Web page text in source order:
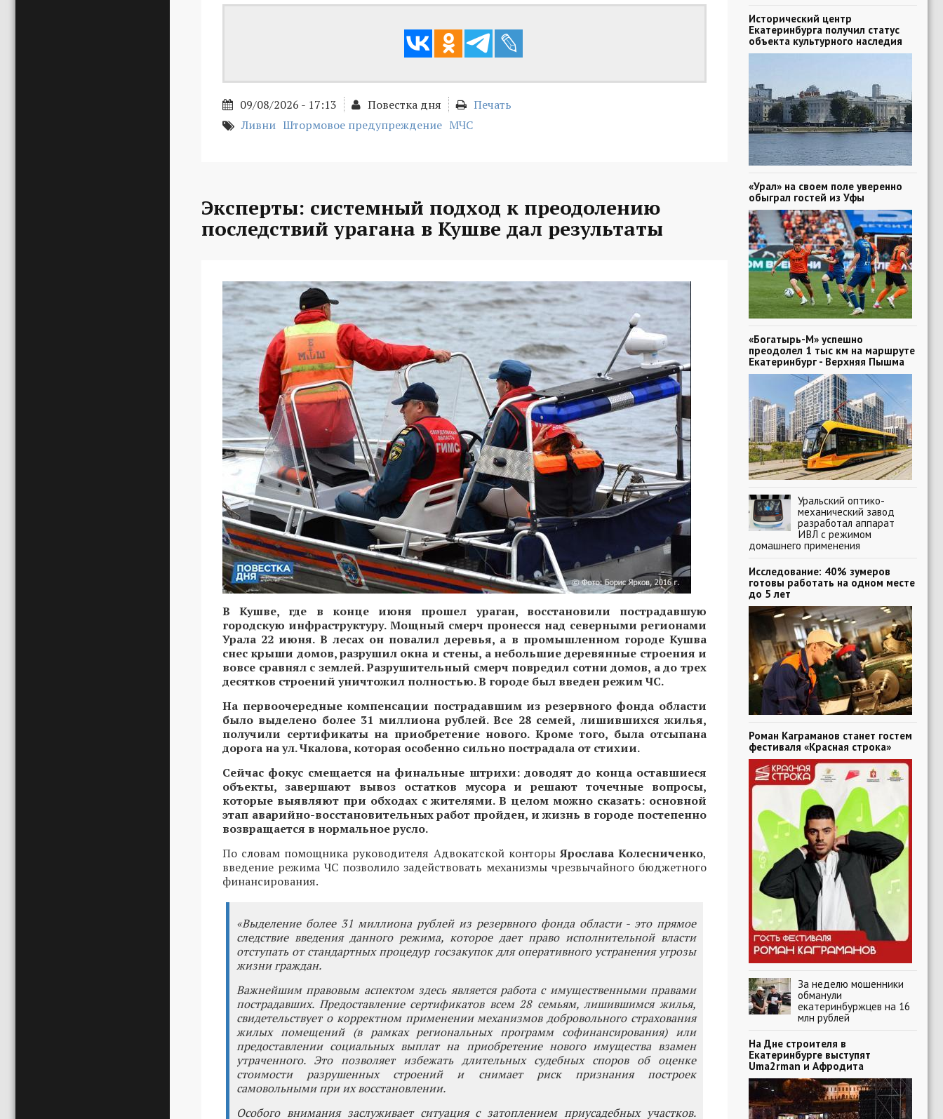
09/08/2026 - 17:13 Повестка дня
Печать
Ливни Штормовое предупреждение МЧС
Эксперты: системный подход к преодолению
последствий урагана в Кушве дал результаты
В Кушве, где в конце июня прошел ураган, восстановили пострадавшую
городскую инфраструктуру. Мощный смерч пронесся над северными регионами
Урала 22 июня. В лесах он повалил деревья, а в промышленном городе Кушва
снес крыши домов, разрушил окна и стены, а небольшие деревянные строения и
вовсе сравнял с землей. Разрушительный смерч повредил сотни домов, а до трех
десятков строений уничтожил полностью. В городе был введен режим ЧС.
На первоочередные компенсации пострадавшим из резервного фонда области
было выделено более 31 миллиона рублей. Все 28 семей, лишившихся жилья,
получили сертификаты на приобретение нового. Кроме того, была отсыпана
дорога на ул. Чкалова, которая особенно сильно пострадала от стихии.
Сейчас фокус смещается на финальные штрихи: доводят до конца оставшиеся
объекты, завершают вывоз остатков мусора и решают точечные вопросы,
которые выявляют при обходах с жителями. В целом можно сказать: основной
этап аварийно-восстановительных работ пройден, и жизнь в городе постепенно
возвращается в нормальное русло.
По словам помощника руководителя Адвокатской конторыЯрослава Колесниченко,
введение режима ЧС позволило задействовать механизмы чрезвычайного бюджетного
финансирования.
«Выделение более 31 миллиона рублей из резервного фонда области - это прямое
следствие введения данного режима, которое дает право исполнительной власти
отступать от стандартных процедур госзакупок для оперативного устранения угрозы
жизни граждан.
Важнейшим правовым аспектом здесь является работа с имущественными правами
пострадавших. Предоставление сертификатов всем 28 семьям, лишившимся жилья,
свидетельствует о корректном применении механизмов добровольного страхования
жилых помещений (в рамках региональных программ софинансирования) или
предоставлении социальных выплат на приобретение нового имущества взамен
утраченного. Это позволяет избежать длительных судебных споров об оценке
стоимости разрушенных строений и снимает риск признания построек
самовольными при их восстановлении.
Особого внимания заслуживает ситуация с затоплением приусадебных участков.
Исторический центр
Екатеринбурга получил статус
объекта культурного наследия
«Урал» на своем поле уверенно
обыграл гостей из Уфы
«Богатырь-М» успешно
преодолел 1 тыс км на маршруте
Екатеринбург - Верхняя Пышма
Уральский оптико-
механический завод
разработал аппарат
ИВЛ с режимом
домашнего применения
Исследование: 40% зумеров
готовы работать на одном месте
до 5 лет
Роман Каграманов станет гостем
фестиваля «Красная строка»
За неделю мошенники
обманули
екатеринбуржцев на 16
млн рублей
На Дне строителя в
Екатеринбурге выступят
Uma2rman и Афродита